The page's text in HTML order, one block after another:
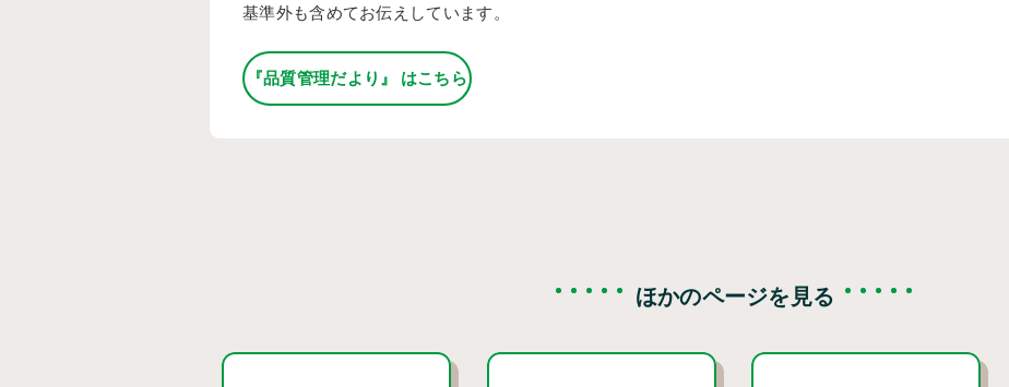
基準外も含めてお伝えしています。
『品質管理だより』 はこちら
ほかのページを見る